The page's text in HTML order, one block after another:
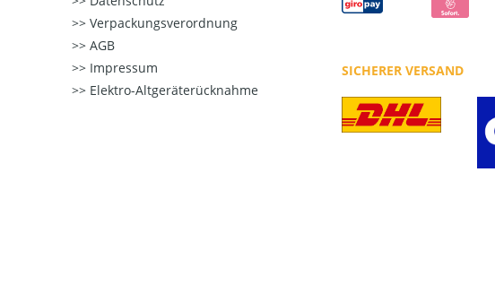
Verpackungsverordnung
AGB
Impressum
Elektro-Altgeräterücknahme
SICHERER VERSAND